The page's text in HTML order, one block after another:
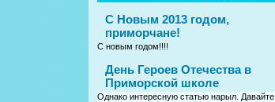
С Новым 2013 годом,
приморчане!
С новым годом!!!!
День Героев Отечества в
Приморской школе
Однако интересную статью нарыл. Давайте